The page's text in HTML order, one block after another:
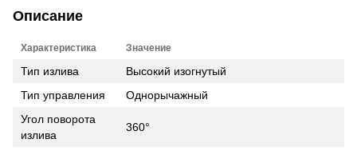
Описание
Характеристика Значение
Тип излива
Высокий изогнутый
Тип управления
Однорычажный
Угол поворота
излива
360°